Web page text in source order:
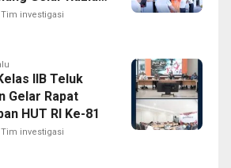
Menuju Zero
Tim investigasi
IIB Teluk
Gelar Rapat
HUT RI Ke-81
Tim investigasi